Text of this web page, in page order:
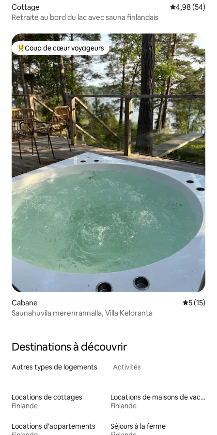
Cottage Évaluation
4,98 (54)
Retraite au bord du lac avec sauna finlandais
Coups de cœur voyageurs les plus appréciés
Coup de cœur voyageurs
Cabane
5 (15)
Saunahuvila merenrannalla, Villa Keloranta
Destinations à découvrir
Autres types de logements Activités
Locations de cottages
Finlande
Locations de maisons de vacances
Finlande
Locations d'appartements
Séjours à la ferme